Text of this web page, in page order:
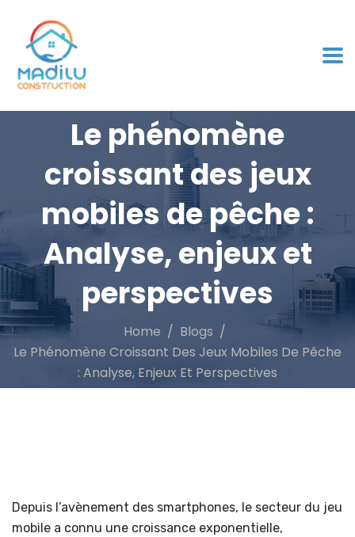
Le phénomène
croissant des jeux
mobiles de pêche :
Analyse, enjeux et
perspectives
Home
Blogs
Le Phénomène Croissant Des Jeux Mobiles De Pêche
: Analyse, Enjeux Et Perspectives
Depuis l’avènement des smartphones, le secteur du jeu
mobile a connu une croissance exponentielle,